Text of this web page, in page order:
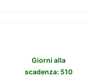
Giorni alla
scadenza: 510